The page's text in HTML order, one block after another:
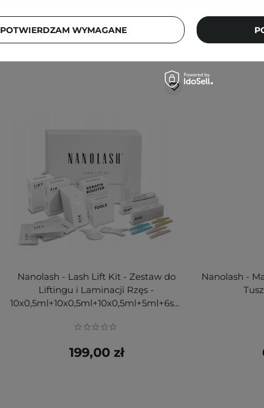
Nanolash - Lash Lift Kit - Zestaw do
Liftingu i Laminacji Rzęs -
10x0,5ml+10x0,5ml+10x0,5ml+5ml+6szt+3szt
199,00 zł
Nanolash -
POTWIERDZAM WYMAGANE